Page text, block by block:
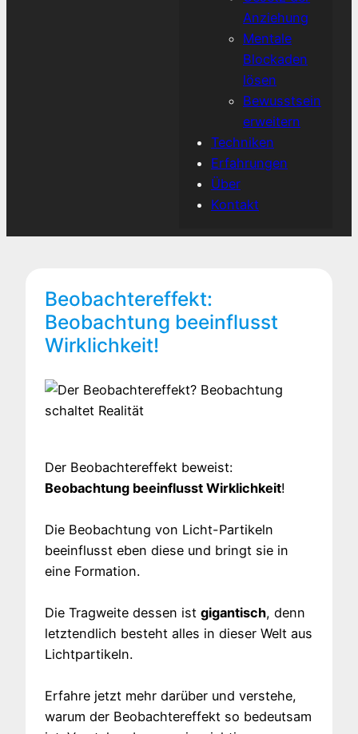
Anziehung
Mentale
Blockaden
lösen
Bewusstsein
erweitern
Techniken
Erfahrungen
Über
Kontakt
Beobachtereffekt:
Beobachtung beeinflusst
Wirklichkeit!
Der Beobachtereffekt beweist:
Beobachtung beeinflusst Wirklichkeit!
Die Beobachtung von Licht-Partikeln
beeinflusst eben diese und bringt sie in
eine Formation.
Die Tragweite dessen ist gigantisch, denn
letztendlich besteht alles in dieser Welt aus
Lichtpartikeln.
Erfahre jetzt mehr darüber und verstehe,
warum der Beobachtereffekt so bedeutsam